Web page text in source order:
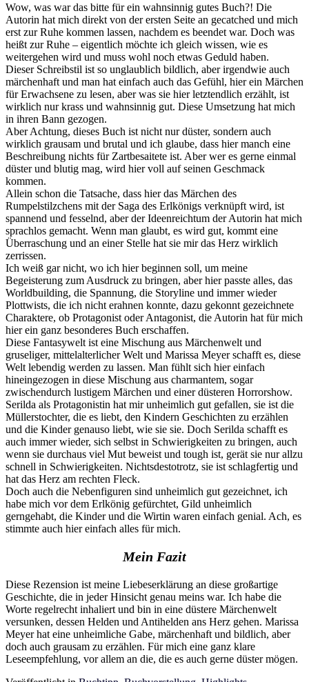
Wow, was war das bitte für ein wahnsinnig gutes Buch?! Die
Autorin hat mich direkt von der ersten Seite an gecatched und mich
erst zur Ruhe kommen lassen, nachdem es beendet war. Doch was
heißt zur Ruhe – eigentlich möchte ich gleich wissen, wie es
weitergehen wird und muss wohl noch etwas Geduld haben.
Dieser Schreibstil ist so unglaublich bildlich, aber irgendwie auch
märchenhaft und man hat einfach auch das Gefühl, hier ein Märchen
für Erwachsene zu lesen, aber was sie hier letztendlich erzählt, ist
wirklich nur krass und wahnsinnig gut. Diese Umsetzung hat mich
in ihren Bann gezogen.
Aber Achtung, dieses Buch ist nicht nur düster, sondern auch
wirklich grausam und brutal und ich glaube, dass hier manch eine
Beschreibung nichts für Zartbesaitete ist. Aber wer es gerne einmal
düster und blutig mag, wird hier voll auf seinen Geschmack
kommen.
Allein schon die Tatsache, dass hier das Märchen des
Rumpelstilzchens mit der Saga des Erlkönigs verknüpft wird, ist
spannend und fesselnd, aber der Ideenreichtum der Autorin hat mich
sprachlos gemacht. Wenn man glaubt, es wird gut, kommt eine
Überraschung und an einer Stelle hat sie mir das Herz wirklich
zerrissen.
Ich weiß gar nicht, wo ich hier beginnen soll, um meine
Begeisterung zum Ausdruck zu bringen, aber hier passte alles, das
Worldbuilding, die Spannung, die Storyline und immer wieder
Plottwists, die ich nicht erahnen konnte, dazu gekonnt gezeichnete
Charaktere, ob Protagonist oder Antagonist, die Autorin hat für mich
hier ein ganz besonderes Buch erschaffen.
Diese Fantasywelt ist eine Mischung aus Märchenwelt und
gruseliger, mittelalterlicher Welt und Marissa Meyer schafft es, diese
Welt lebendig werden zu lassen. Man fühlt sich hier einfach
hineingezogen in diese Mischung aus charmantem, sogar
zwischendurch lustigem Märchen und einer düsteren Horrorshow.
Serilda als Protagonistin hat mir unheimlich gut gefallen, sie ist die
Müllerstochter, die es liebt, den Kindern Geschichten zu erzählen
und die Kinder genauso liebt, wie sie sie. Doch Serilda schafft es
auch immer wieder, sich selbst in Schwierigkeiten zu bringen, auch
wenn sie durchaus viel Mut beweist und tough ist, gerät sie nur allzu
schnell in Schwierigkeiten. Nichtsdestotrotz, sie ist schlagfertig und
hat das Herz am rechten Fleck.
Doch auch die Nebenfiguren sind unheimlich gut gezeichnet, ich
habe mich vor dem Erlkönig gefürchtet, Gild unheimlich
gerngehabt, die Kinder und die Wirtin waren einfach genial. Ach, es
stimmte auch hier einfach alles für mich.
Mein Fazit
Diese Rezension ist meine Liebeserklärung an diese großartige
Geschichte, die in jeder Hinsicht genau meins war. Ich habe die
Worte regelrecht inhaliert und bin in eine düstere Märchenwelt
versunken, dessen Helden und Antihelden ans Herz gehen. Marissa
Meyer hat eine unheimliche Gabe, märchenhaft und bildlich, aber
doch auch grausam zu erzählen. Für mich eine ganz klare
Leseempfehlung, vor allem an die, die es auch gerne düster mögen.